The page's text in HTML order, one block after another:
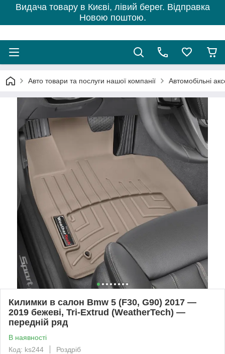
Видача товару в Києві, лівий берег. Відправка
Новою поштою.
Авто товари та послуги нашої компанії Автомобільні
Килимки в салон Bmw 5 (F30, G90) 2017 —
2019 бежеві, Tri-Extrud (WeatherTech) —
передній ряд
В наявності
Код: ks244
Роздріб